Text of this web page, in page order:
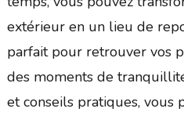
extérieur en un lieu de
parfait pour retrouver vos
des moments de
et conseils pratiques, vous